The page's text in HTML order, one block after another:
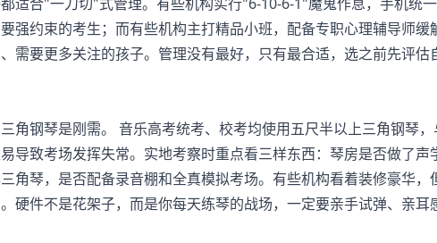
强约束的考生；而有些机构主打精品小班，配备专职心理辅导师缓
需要更多关注的孩子。管理没有最好，只有最合适，选之前先评估
钢琴是刚需。 音乐高考统考、校考均使用五尺半以上三角钢琴，
导致考场发挥失常。实地考察时重点看三样东西：琴房是否做了声
角琴，是否配备录音棚和全真模拟考场。有些机构看着装修豪华，
硬件不是花架子，而是你每天练琴的战场，一定要亲手试弹、亲耳